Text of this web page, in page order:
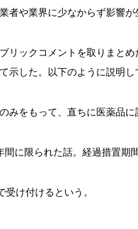
者や業界に少なからず影響が
リックコメントを取りまと
示した。以下のように説明し
をもって、直ちに医薬品に
に限られた話。経過措置期
け付けるという。